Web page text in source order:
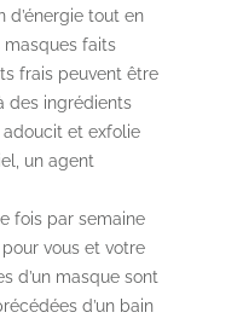
d’énergie tout en
masques faits
frais peuvent être
des ingrédients
et exfolie
un agent
fois par semaine
vous et votre
d’un masque sont
d’un bain